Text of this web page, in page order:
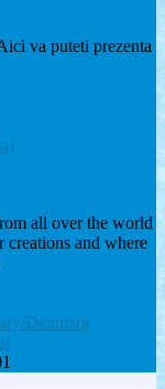
va puteti prezenta
all over the world
creations and where
Denmark